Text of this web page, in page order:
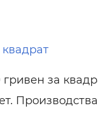
за
Производства